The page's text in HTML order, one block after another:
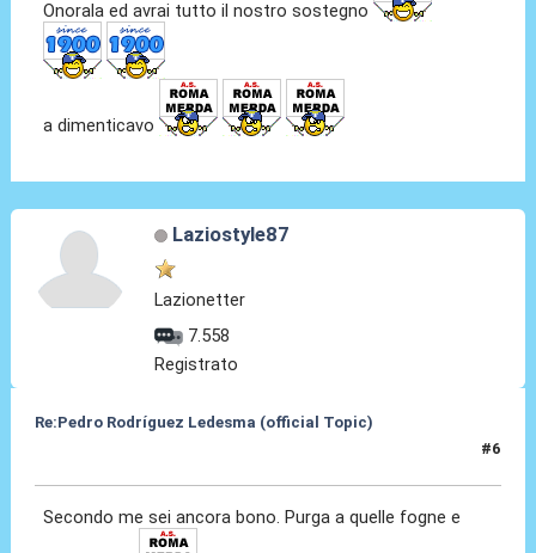
Onorala ed avrai tutto il nostro sostegno
a dimenticavo
Laziostyle87
Lazionetter
7.558
Registrato
Re:Pedro Rodríguez Ledesma (official Topic)
#6
Secondo me sei ancora bono. Purga a quelle fogne e